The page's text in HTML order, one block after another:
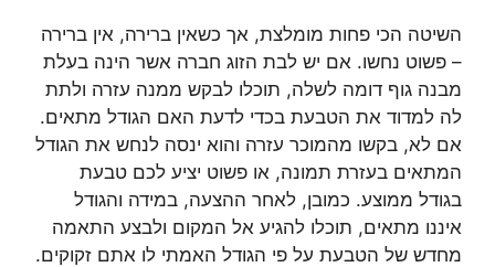
השיטה הכי פחות מומלצת, אך כשאין ברירה, אין ברירה
– פשוט נחשו. אם יש לבת הזוג חברה אשר הינה בעלת
מבנה גוף דומה לשלה, תוכלו לבקש ממנה עזרה ולתת
לה למדוד את הטבעת בכדי לדעת האם הגודל מתאים.
אם לא, בקשו מהמוכר עזרה והוא ינסה לנחש את הגודל
המתאים בעזרת תמונה, או פשוט יציע לכם טבעת
בגודל ממוצע. כמובן, לאחר ההצעה, במידה והגודל
איננו מתאים, תוכלו להגיע אל המקום ולבצע התאמה
מחדש של הטבעת על פי הגודל האמתי לו אתם זקוקים.